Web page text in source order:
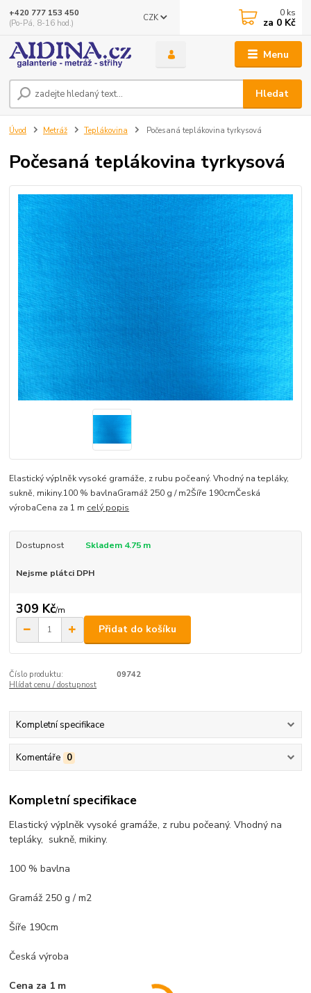
Menu
CZK
Hledat
+420 777 153 450
(Po-Pá, 8-16 hod.)
0 ks
za 0 Kč
Úvod Metráž Teplákovina Počesaná teplákovina tyrkysová
Počesaná teplákovina tyrkysová
Elastický výplněk vysoké gramáže, z rubu počeaný. Vhodný na tepláky,
sukně, mikiny.100 % bavlnaGramáž 250 g / m2Šíře 190cmČeská
výrobaCena za 1 m celý popis
Dostupnost Skladem 4.75 m
Nejsme plátci DPH
309 Kč/m
Přidat do košíku
Číslo produktu:
09742
Hlídat cenu / dostupnost
Kompletní specifikace
Komentáře 0
Kompletní specifikace
Elastický výplněk vysoké gramáže, z rubu počeaný. Vhodný na
tepláky, sukně, mikiny.
100 % bavlna
Gramáž 250 g / m2
Šíře 190cm
Česká výroba
Cena za 1 m